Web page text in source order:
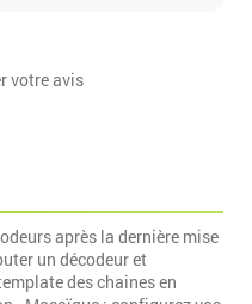
votre avis
après la dernière mise
un décodeur et
des chaines en